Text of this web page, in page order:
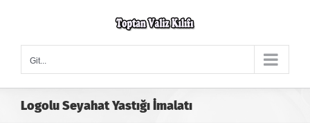
Git...
Logolu Seyahat Yastığı İmalatı